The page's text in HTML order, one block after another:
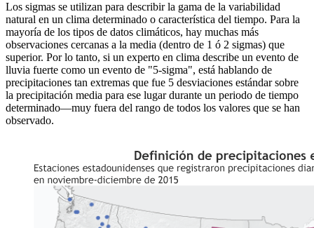
Los sigmas se utilizan para describir la gama de la variabilidad
natural en un clima determinado o característica del tiempo. Para la
mayoría de los tipos de datos climáticos, hay muchas más
observaciones cercanas a la media (dentro de 1 ó 2 sigmas) que
superior. Por lo tanto, si un experto en clima describe un evento de
lluvia fuerte como un evento de "5-sigma", está hablando de
precipitaciones tan extremas que fue 5 desviaciones estándar sobre
la precipitación media para ese lugar durante un periodo de tiempo
determinado—muy fuera del rango de todos los valores que se han
observado.